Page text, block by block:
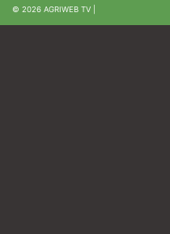
© 2026 AGRIWEB TV